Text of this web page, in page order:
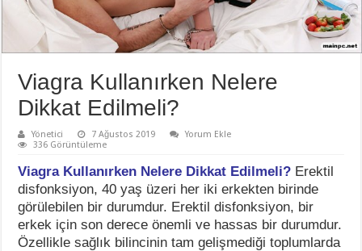
Viagra Kullanırken Nelere
Dikkat Edilmeli?
Yönetici 7 Ağustos 2019
Yorum Ekle
336 Görüntüleme
Viagra Kullanırken Nelere Dikkat Edilmeli? Erektil
disfonksiyon, 40 yaş üzeri her iki erkekten birinde
görülebilen bir durumdur. Erektil disfonksiyon, bir
erkek için son derece önemli ve hassas bir durumdur.
Özellikle sağlık bilincinin tam gelişmediği toplumlarda